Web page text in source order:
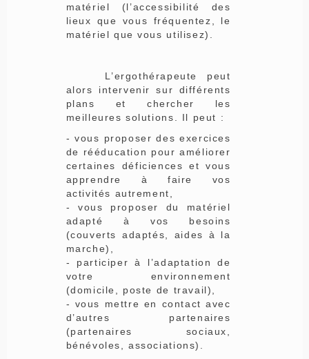
matériel (l’accessibilité des
lieux que vous fréquentez, le
matériel que vous utilisez).
L’ergothérapeute peut
alors intervenir sur différents
plans et chercher les
meilleures solutions. Il peut :
- vous proposer des exercices
de rééducation pour améliorer
certaines déficiences et vous
apprendre à faire vos
activités autrement,
- vous proposer du matériel
adapté à vos besoins
(couverts adaptés, aides à la
marche),
- participer à l’adaptation de
votre environnement
(domicile, poste de travail),
- vous mettre en contact avec
d’autres partenaires
(partenaires sociaux,
bénévoles, associations).